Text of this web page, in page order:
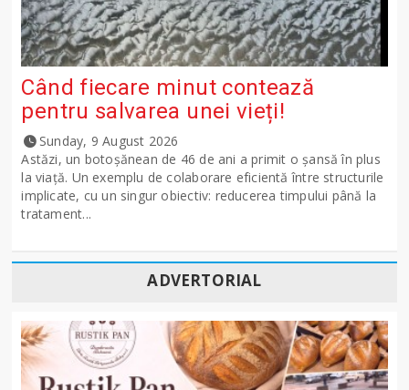
Când fiecare minut contează
pentru salvarea unei vieți!
Sunday, 9 August 2026
Astăzi, un botoșănean de 46 de ani a primit o șansă în plus
la viață. Un exemplu de colaborare eficientă între structurile
implicate, cu un singur obiectiv: reducerea timpului până la
tratament...
ADVERTORIAL